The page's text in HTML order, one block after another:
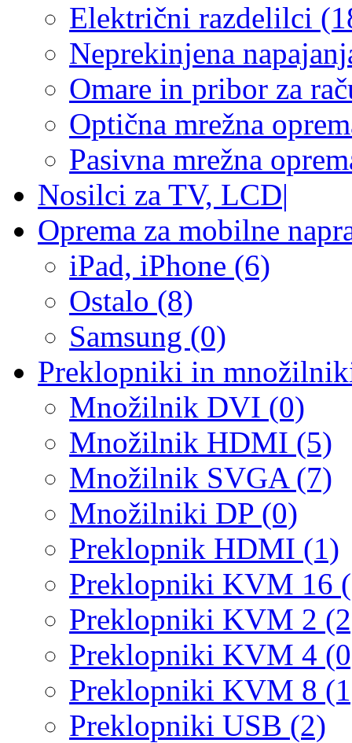
Električni razdelilci
Neprekinjena
Omare in pribor za
Optična mrežna
Pasivna mrežna
Nosilci za TV, LCD|
Oprema za mobilne
iPad, iPhone (6)
Ostalo (8)
Samsung (0)
Preklopniki in
Množilnik DVI (0)
Množilnik HDMI (5)
Množilnik SVGA (7)
Množilniki DP (0)
Preklopnik HDMI (1)
Preklopniki KVM 16
Preklopniki KVM 2
Preklopniki KVM 4
Preklopniki KVM 8
Preklopniki USB (2)